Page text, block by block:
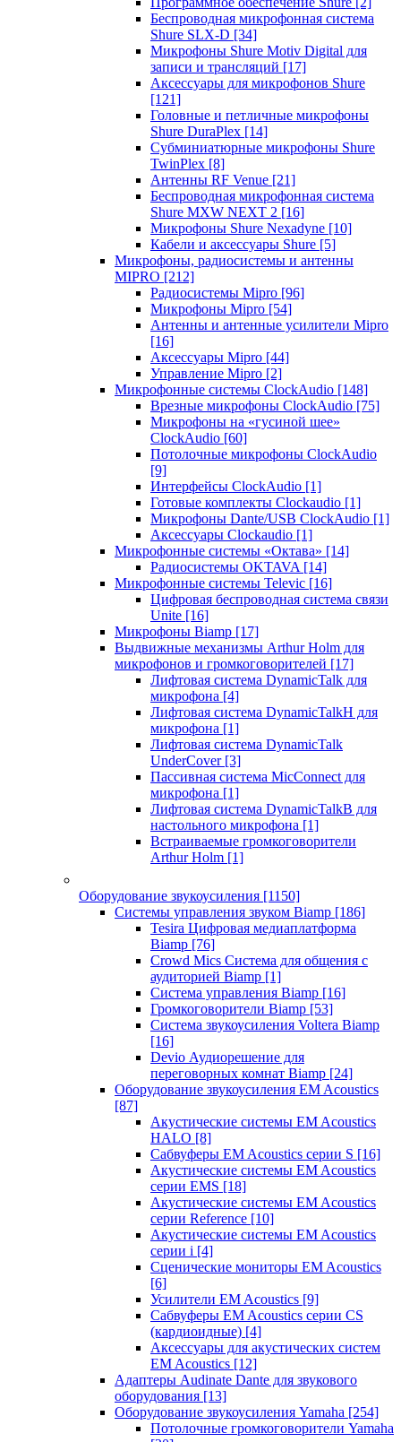
Беспроводная микрофонная система
Shure SLX-D [34]
Микрофоны Shure Motiv Digital для
записи и трансляций [17]
Аксессуары для микрофонов Shure
[121]
Головные и петличные микрофоны
Shure DuraPlex [14]
Субминиатюрные микрофоны Shure
TwinPlex [8]
Антенны RF Venue [21]
Беспроводная микрофонная система
Shure MXW NEXT 2 [16]
Микрофоны Shure Nexadyne [10]
Кабели и аксессуары Shure [5]
Микрофоны, радиосистемы и антенны
MIPRO [212]
Радиосистемы Mipro [96]
Микрофоны Mipro [54]
Антенны и антенные усилители Mipro
[16]
Аксессуары Mipro [44]
Управление Mipro [2]
Микрофонные системы ClockAudio [148]
Врезные микрофоны ClockAudio [75]
Микрофоны на «гусиной шее»
ClockAudio [60]
Потолочные микрофоны ClockAudio
[9]
Интерфейсы ClockAudio [1]
Готовые комплекты Clockaudio [1]
Микрофоны Dante/USB ClockAudio [1]
Аксессуары Clockaudio [1]
Микрофонные системы «Октава» [14]
Радиосистемы OKTAVA [14]
Микрофонные системы Televic [16]
Цифровая беспроводная система связи
Unite [16]
Микрофоны Biamp [17]
Выдвижные механизмы Arthur Holm для
микрофонов и громкоговорителей [17]
Лифтовая система DynamicTalk для
микрофона [4]
Лифтовая система DynamicTalkH для
микрофона [1]
Лифтовая система DynamicTalk
UnderCover [3]
Пассивная система MicConnect для
микрофона [1]
Лифтовая система DynamicTalkB для
настольного микрофона [1]
Встраиваемые громкоговорители
Arthur Holm [1]
Оборудование звукоусиления [1150]
Системы управления звуком Biamp [186]
Tesira Цифровая медиаплатформа
Biamp [76]
Crowd Mics Система для общения с
аудиторией Biamp [1]
Система управления Biamp [16]
Громкоговорители Biamp [53]
Система звукоусиления Voltera Biamp
[16]
Devio Аудиорешение для
переговорных комнат Biamp [24]
Оборудование звукоусиления EM Acoustics
[87]
Акустические системы EM Acoustics
HALO [8]
Сабвуферы EM Acoustics серии S [16]
Акустические системы EM Acoustics
серии EMS [18]
Акустические системы EM Acoustics
серии Reference [10]
Акустические системы EM Acoustics
серии i [4]
Сценические мониторы EM Acoustics
[6]
Усилители EM Acoustics [9]
Сабвуферы EM Acoustics серии CS
(кардиоидные) [4]
Аксессуары для акустических систем
EM Acoustics [12]
Адаптеры Audinate Dante для звукового
оборудования [13]
Оборудование звукоусиления Yamaha [254]
Потолочные громкоговорители Yamaha